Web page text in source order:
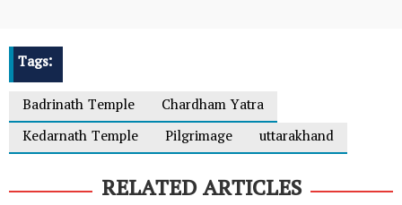
Tags:
Badrinath Temple
Chardham Yatra
Kedarnath Temple
Pilgrimage uttarakhand
RELATED ARTICLES